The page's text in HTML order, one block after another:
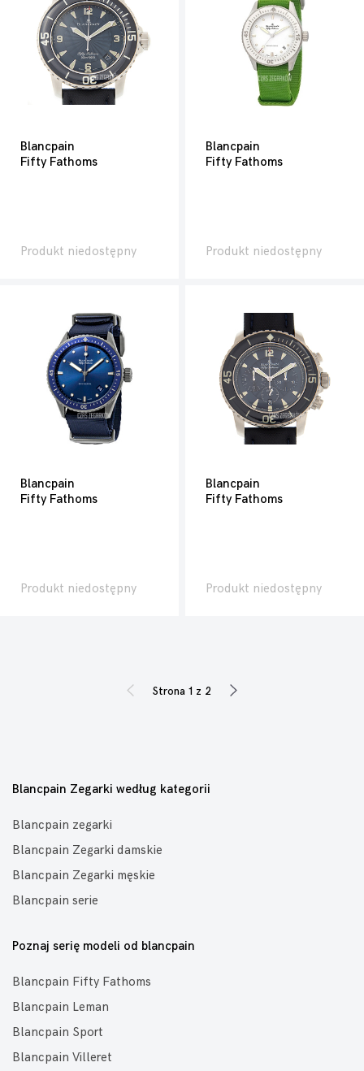
Blancpain
Fifty Fathoms
Produkt niedostępny
Blancpain
Fifty Fathoms
Produkt niedostępny
Blancpain
Fifty Fathoms
Produkt niedostępny
Blancpain
Fifty Fathoms
Produkt niedostępny
Strona 1 z 2
Blancpain Zegarki według kategorii
Blancpain zegarki
Blancpain Zegarki damskie
Blancpain Zegarki męskie
Blancpain serie
Poznaj serię modeli od blancpain
Blancpain Fifty Fathoms
Blancpain Leman
Blancpain Sport
Blancpain Villeret